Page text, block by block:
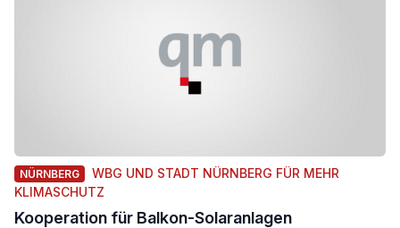
NÜRNBERG
WBG UND STADT NÜRNBERG FÜR MEHR
KLIMASCHUTZ
Kooperation für Balkon-Solaranlagen